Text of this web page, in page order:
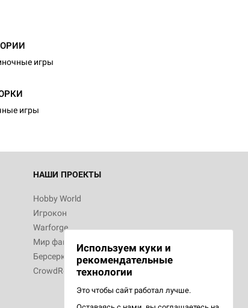
игры
игры
НАШИ ПРОЕКТЫ
Hobby World
Игрокон
Warforge
Мир фантастики
Берсерк
CrowdRepublic
Используем куки и
рекомендательные
технологии
Это чтобы сайт работал лучше.